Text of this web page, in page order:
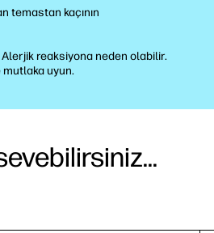
temastan kaçının
reaksiyona neden olabilir.
uyun.